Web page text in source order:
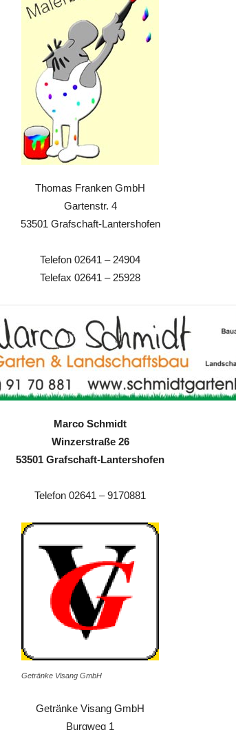
Thomas Franken GmbH
Gartenstr. 4
53501 Grafschaft-Lantershofen
Telefon 02641 – 24904
Telefax 02641 – 25928
Marco Schmidt
Winzerstraße 26
53501 Grafschaft-Lantershofen
Telefon 02641 – 9170881
Getränke Visang GmbH
Getränke Visang GmbH
Burgweg 1